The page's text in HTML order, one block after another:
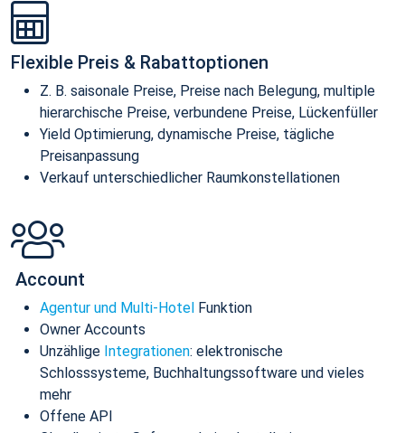
Flexible Preis & Rabattoptionen
Z. B. saisonale Preise, Preise nach Belegung, multiple
hierarchische Preise, verbundene Preise, Lückenfüller
Yield Optimierung, dynamische Preise, tägliche
Preisanpassung
Verkauf unterschiedlicher Raumkonstellationen
Account
Agentur und Multi-Hotel Funktion
Owner Accounts
Unzählige Integrationen: elektronische
Schlosssysteme, Buchhaltungssoftware und vieles
mehr
Offene API